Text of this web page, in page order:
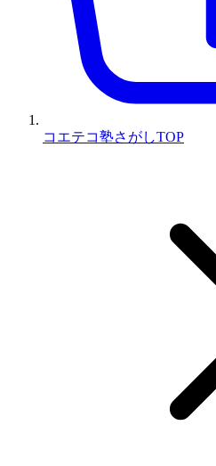
コエテコ塾さがしTOP